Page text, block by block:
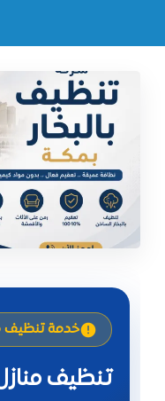
خدمة تنظيف
تنظيف